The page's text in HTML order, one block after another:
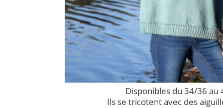
Disponibles du 34/36 au
Ils se tricotent avec des